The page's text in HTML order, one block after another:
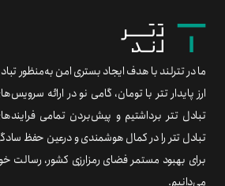
ما در تترلند با هدف ایجاد بستری امن به‌منظور
ارز پایدار تتر با تومان، گامی نو در ارائه
تبادل تتر برداشتیم و پیش‌بردن تمامی
تبادل تتر را در کمال هوشمندی و درعین حفظ
برای بهبود مستمر فضای رمزارزی کشور، رسالت
می‌دانیم.